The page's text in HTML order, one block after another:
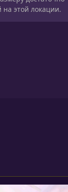
этой локации.